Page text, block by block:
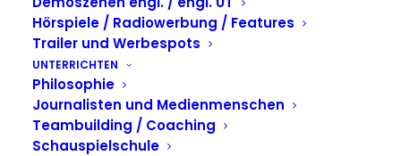
Hörspiele / Radiowerbung / Features
Trailer und Werbespots
UNTERRICHTEN
Philosophie
Journalisten und Medienmenschen
Teambuilding / Coaching
Schauspielschule
persönlichen Daten sehr ernst. Wir behandeln Ihre
personenbezogenen Daten vertraulich und entsprechend
der gesetzlichen Datenschutzvorschriften sowie dieser
Datenschutzerklärung.
Die Nutzung unserer Website ist in der Regel ohne
Angabe personenbezogener Daten möglich. Soweit auf